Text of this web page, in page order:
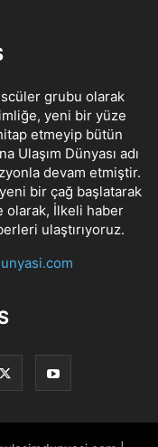
grubu olarak
yeni bir yüze
etmeyip bütün
Ulaşım Dünyası adı
devam etmiştir.
bir çağ başlatarak
olarak, İlkeli haber
ulaştırıyoruz.